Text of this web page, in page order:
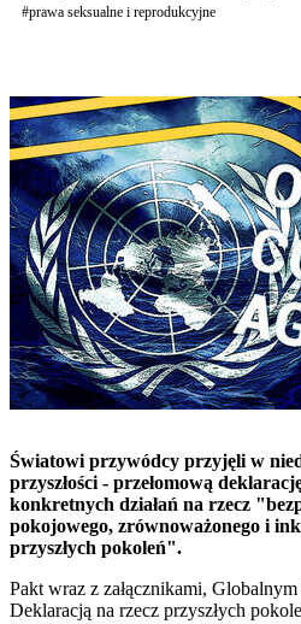
#prawa seksualne i reprodukcyjne
Światowi przywódcy przyjęli w
przyszłości - przełomową
konkretnych działań na rzecz
pokojowego, zrównoważonego i
przyszłych pokoleń".
Pakt wraz z załącznikami,
Deklaracją na rzecz przyszłych